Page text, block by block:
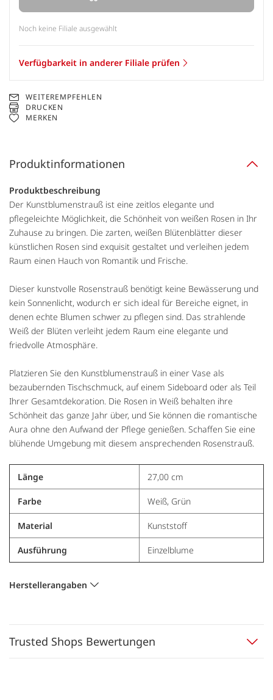
Noch keine Filiale ausgewählt
Verfügbarkeit in anderer Filiale prüfen
WEITEREMPFEHLEN
DRUCKEN
MERKEN
Produktinformationen
Produktbeschreibung
Der Kunstblumenstrauß ist eine zeitlos elegante und
pflegeleichte Möglichkeit, die Schönheit von weißen Rosen in Ihr
Zuhause zu bringen. Die zarten, weißen Blütenblätter dieser
künstlichen Rosen sind exquisit gestaltet und verleihen jedem
Raum einen Hauch von Romantik und Frische.
Dieser kunstvolle Rosenstrauß benötigt keine Bewässerung und
kein Sonnenlicht, wodurch er sich ideal für Bereiche eignet, in
denen echte Blumen schwer zu pflegen sind. Das strahlende
Weiß der Blüten verleiht jedem Raum eine elegante und
friedvolle Atmosphäre.
Platzieren Sie den Kunstblumenstrauß in einer Vase als
bezaubernden Tischschmuck, auf einem Sideboard oder als Teil
Ihrer Gesamtdekoration. Die Rosen in Weiß behalten ihre
Schönheit das ganze Jahr über, und Sie können die romantische
Aura ohne den Aufwand der Pflege genießen. Schaffen Sie eine
blühende Umgebung mit diesem ansprechenden Rosenstrauß.
Länge 27,00 cm
Farbe Weiß, Grün
Material Kunststoff
Ausführung Einzelblume
Herstellerangaben
Trusted Shops Bewertungen